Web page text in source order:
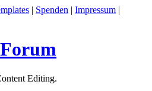
| Spenden | Impressum |
Editing.